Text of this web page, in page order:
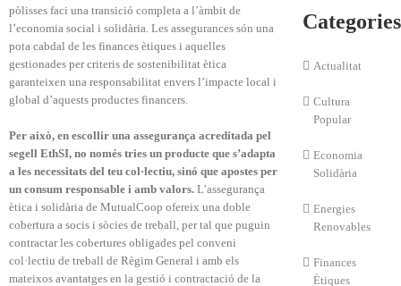
pòlisses faci una transició completa a l’àmbit de
l’economia social i solidària. Les assegurances són una
pota cabdal de les finances ètiques i aquelles
gestionades per criteris de sostenibilitat ètica
garanteixen una responsabilitat envers l’impacte local i
global d’aquests productes financers.
Per això, en escollir una assegurança acreditada pel
segell EthSI, no només tries un producte que s’adapta
a les necessitats del teu col·lectiu, sinó que apostes per
un consum responsable i amb valors. L’assegurança
ètica i solidària de MutualCoop ofereix una doble
cobertura a socis i sòcies de treball, per tal que puguin
contractar les cobertures obligades pel conveni
col·lectiu de treball de Règim General i amb els
mateixos avantatges en la gestió i contractació de la
Categories
Actualitat
Cultura
Popular
Economia
Solidària
Energies
Renovables
Finances
Ètiques